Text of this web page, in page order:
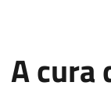
A cura